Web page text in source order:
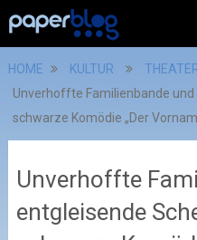
HOME KULTUR
Unverhoffte Familienbande
schwarze Komödie „Der
Unverhoffte
entgleisende